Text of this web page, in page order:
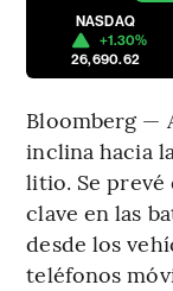
NASDAQ
+1.30%
26,690.62
Bloomberg —
inclina hacia
litio. Se prevé
clave en las
desde los
teléfonos